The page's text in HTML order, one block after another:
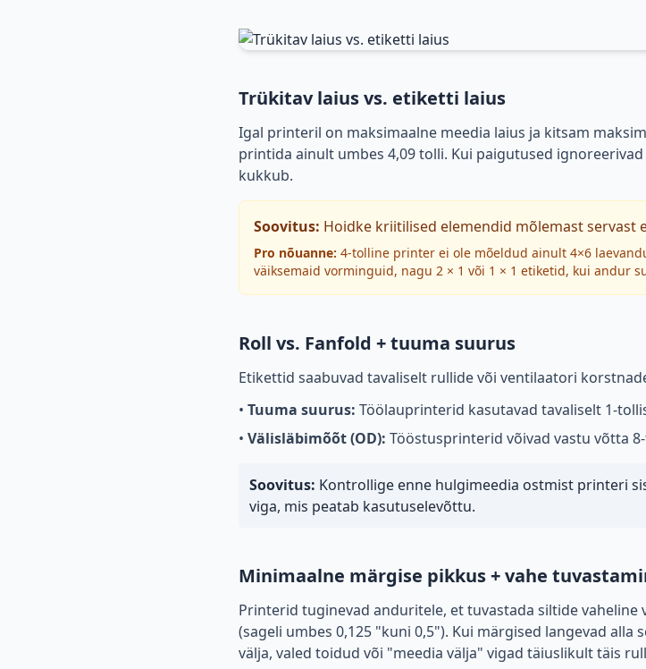
Trükitav laius vs. etiketti laius
Igal printeril on maksimaalne meedia laius ja kitsam
printida ainult umbes 4,09 tolli. Kui paigutused
kukkub.
Soovitus: Hoidke kriitilised elemendid mõlemast servast
Pro nõuanne: 4-tolline printer ei ole mõeldud ainult 4×6
väiksemaid vorminguid, nagu 2 × 1 või 1 × 1 etiketid, kui andur
Roll vs. Fanfold + tuuma suurus
Etikettid saabuvad tavaliselt rullide või ventilaatori
• Tuuma suurus: Töölauprinterid kasutavad tavaliselt 1-
• Välisläbimõõt (OD): Tööstusprinterid võivad vastu võtta
Soovitus: Kontrollige enne hulgimeedia ostmist printeri
viga, mis peatab kasutuselevõttu.
Minimaalne märgise pikkus + vahe
Printerid tuginevad anduritele, et tuvastada siltide
(sageli umbes 0,125 "kuni 0,5"). Kui märgised langevad
välja, valed toidud või "meedia välja" vigad täiuslikult täis